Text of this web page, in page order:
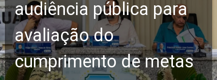
audiência pública para
avaliação do
cumprimento de metas